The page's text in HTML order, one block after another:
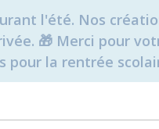
l'été. Nos
🎁 Merci pour
pour la rentrée